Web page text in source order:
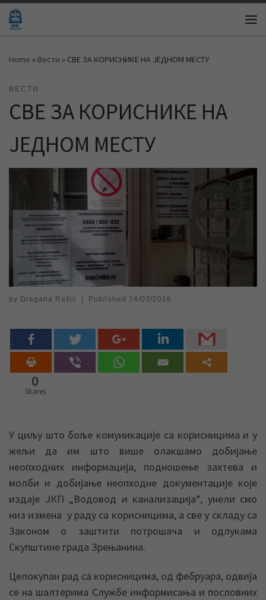
Skip to content
Home » Вести » СВЕ ЗА КОРИСНИКЕ НА ЈЕДНОМ МЕСТУ
ВЕСТИ
СВЕ ЗА КОРИСНИКЕ НА
ЈЕДНОМ МЕСТУ
by Dragana Rašić Published 14/03/2016
0
Shares
У циљу што боље комуникације са корисницима и у
жељи да им што више олакшамо добијање
неопходних информација, подношење захтева и
молби и добијање неопходне документације које
издаје ЈКП „Водовод и канализација“, унели смо
низ измена у раду са корисницима, а све у складу са
Законом о заштити потрошача и одлукама
Скупштине града Зрењанина.
Целокупан рад са корисницима, од фебруара, одвија
се на шалтерима Службе информисања и пословних